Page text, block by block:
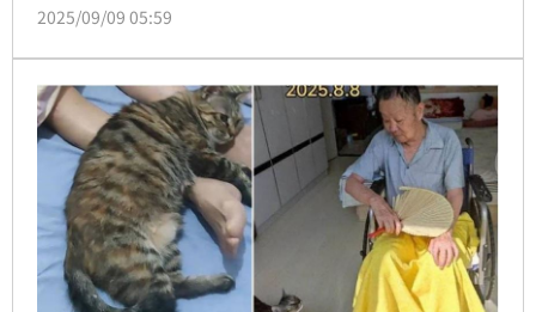
康。統計亦顯示，貓犬平均壽命已達13至15歲，部分
貓犬的健康管理成為飼主最關心的課題，其中健康地老
化、維持良好生活品質更是照護的核心目標。
2025/09/09 05:59